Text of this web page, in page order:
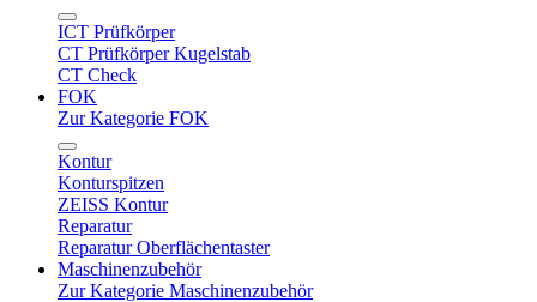
ICT Prüfkörper
CT Prüfkörper Kugelstab
CT Check
FOK
Zur Kategorie FOK
Kontur
Konturspitzen
ZEISS Kontur
Reparatur
Reparatur Oberflächentaster
Maschinenzubehör
Zur Kategorie Maschinenzubehör